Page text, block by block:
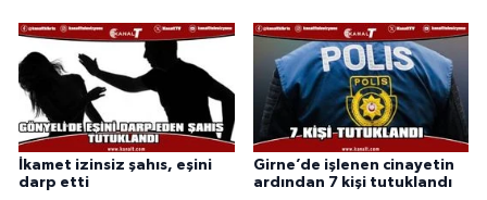
İkamet izinsiz şahıs, eşini
darp etti
Girne’de işlenen cinayetin
ardından 7 kişi tutuklandı